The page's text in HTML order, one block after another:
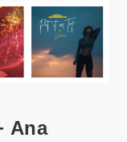
Ana